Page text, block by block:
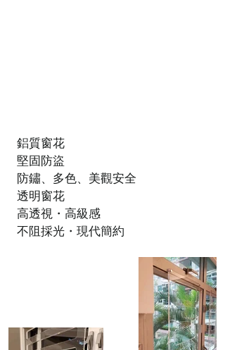
鋁質窗花
堅固防盜
防鏽、多色、美觀安全
透明窗花
高透視・高級感
不阻採光・現代簡約